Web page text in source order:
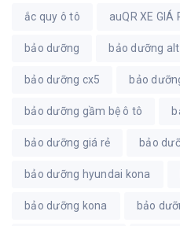
ắc quy ô tô auQR XE GIÁ
bảo dưỡng bảo dưỡng
bảo dưỡng cx5 bảo
bảo dưỡng gầm bệ ô tô
bảo dưỡng giá rẻ bảo
bảo dưỡng hyundai kona
bảo dưỡng kona bảo